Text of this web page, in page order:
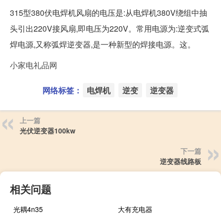
315型380伏电焊机风扇的电压是:从电焊机380V绕组中抽
头引出220V接风扇,即电压为220V。常用电源为:逆变式弧
焊电源,又称弧焊逆变器,是一种新型的焊接电源。这。
小家电礼品网
网络标签： 电焊机 逆变 逆变器
上一篇
光伏逆变器100kw
下一篇
逆变器线路板
相关问题
光耦4n35
大有充电器